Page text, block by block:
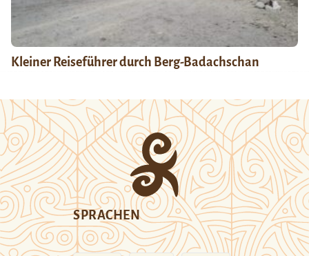
Kleiner Reiseführer durch Berg-Badachschan
SPRACHEN